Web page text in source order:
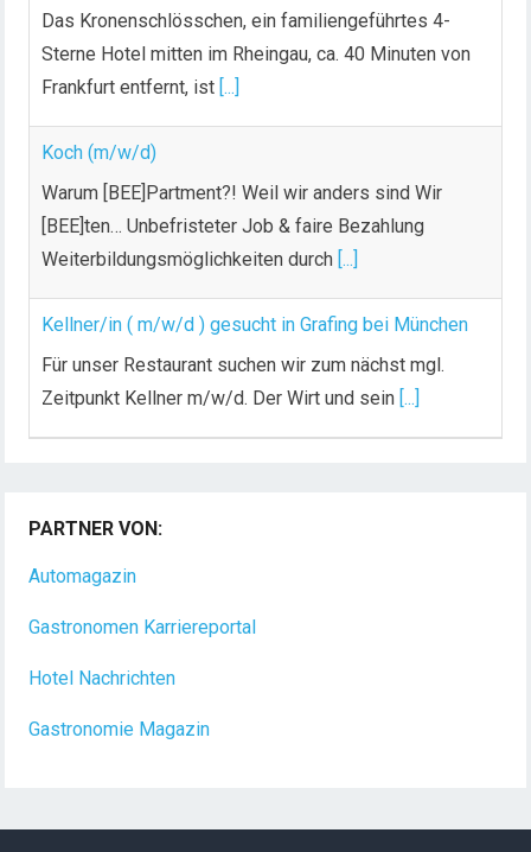
Das Kronenschlösschen, ein familiengeführtes 4-
Sterne Hotel mitten im Rheingau, ca. 40 Minuten von
Frankfurt entfernt, ist [...]
Koch (m/w/d)
Warum [BEE]Partment?! Weil wir anders sind Wir
[BEE]ten… Unbefristeter Job & faire Bezahlung
Weiterbildungsmöglichkeiten durch [...]
Kellner/in ( m/w/d ) gesucht in Grafing bei München
Für unser Restaurant suchen wir zum nächst mgl.
Zeitpunkt Kellner m/w/d. Der Wirt und sein [...]
PARTNER VON:
Automagazin
Gastronomen Karriereportal
Hotel Nachrichten
Gastronomie Magazin